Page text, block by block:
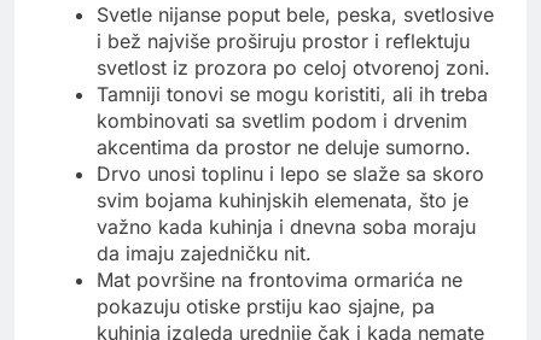
Svetle nijanse poput bele, peska, svetlosive
i bež najviše proširuju prostor i reflektuju
svetlost iz prozora po celoj otvorenoj zoni.
Tamniji tonovi se mogu koristiti, ali ih treba
kombinovati sa svetlim podom i drvenim
akcentima da prostor ne deluje sumorno.
Drvo unosi toplinu i lepo se slaže sa skoro
svim bojama kuhinjskih elemenata, što je
važno kada kuhinja i dnevna soba moraju
da imaju zajedničku nit.
Mat površine na frontovima ormarića ne
pokazuju otiske prstiju kao sjajne, pa
kuhinja izgleda urednije čak i kada nemate